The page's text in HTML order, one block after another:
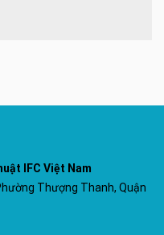
IFC Việt Nam
Thượng Thanh, Quận